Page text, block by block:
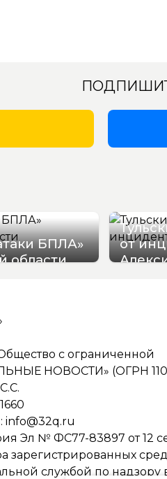
БПЛА»
области
от
с ограниченной
НОВОСТИ» (ОГРН
info@32q.ru
Эл № ФС77-83897 от 12
зарегистрированных
службой по надзору